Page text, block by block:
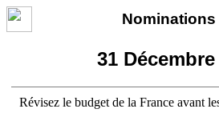
Nominations
31 Décembre
Révisez le budget de la France avant